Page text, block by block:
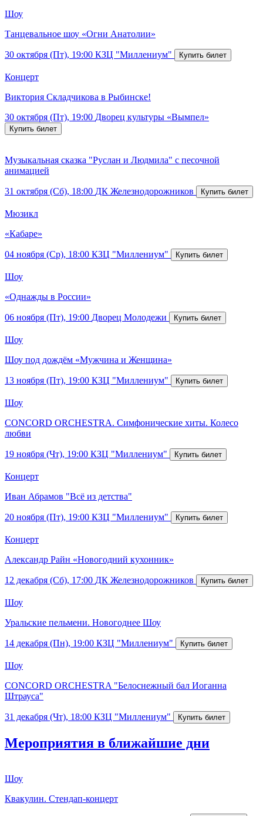
Шоу
Танцевальное шоу «Огни Анатолии»
30 октября (Пт), 19:00 КЗЦ "Миллениум"
Концерт
Виктория Складчикова в Рыбинске!
30 октября (Пт), 19:00 Дворец культуры «Вымпел»
Музыкальная сказка "Руслан и Людмила" с песочной
анимацией
31 октября (Сб), 18:00 ДК Железнодорожников
Мюзикл
«Кабаре»
04 ноября (Ср), 18:00 КЗЦ "Миллениум"
Шоу
«Однажды в России»
06 ноября (Пт), 19:00 Дворец Молодежи
Шоу
Шоу под дождём «Мужчина и Женщина»
13 ноября (Пт), 19:00 КЗЦ "Миллениум"
Шоу
CONCORD ORCHESTRA. Симфонические хиты. Колесо
любви
19 ноября (Чт), 19:00 КЗЦ "Миллениум"
Концерт
Иван Абрамов "Всё из детства"
20 ноября (Пт), 19:00 КЗЦ "Миллениум"
Концерт
Александр Райн «Новогодний кухонник»
12 декабря (Сб), 17:00 ДК Железнодорожников
Шоу
Уральские пельмени. Новогоднее Шоу
14 декабря (Пн), 19:00 КЗЦ "Миллениум"
Шоу
CONCORD ORCHESTRA "Белоснежный бал Иоганна
Штрауса"
31 декабря (Чт), 18:00 КЗЦ "Миллениум"
Мероприятия в ближайшие дни
Шоу
Квакулин. Стендап-концерт